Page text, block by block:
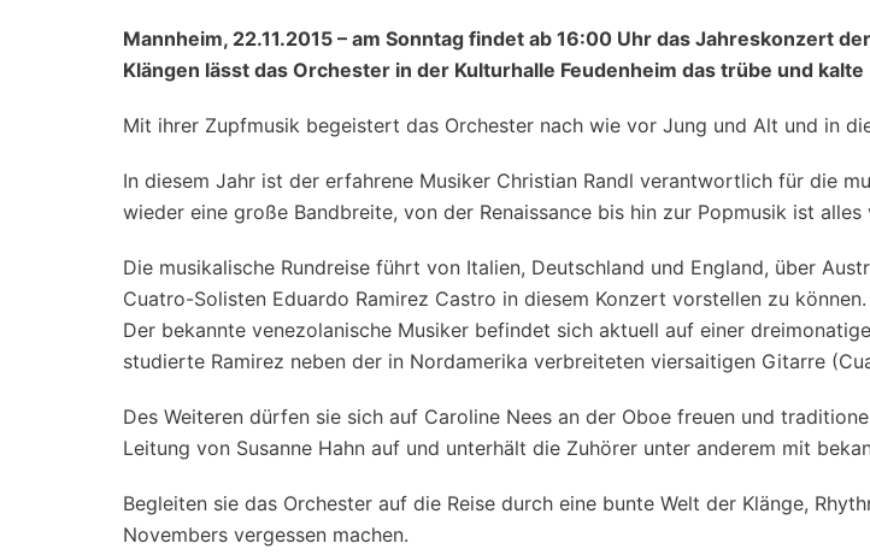
Mannheim, 22.11.2015 – am Sonntag findet ab 16:00 Uhr das Jahreskonzert
Klängen lässt das Orchester in der Kulturhalle Feudenheim das trübe und
Mit ihrer Zupfmusik begeistert das Orchester nach wie vor Jung und Alt und in
In diesem Jahr ist der erfahrene Musiker Christian Randl verantwortlich für die
wieder eine große Bandbreite, von der Renaissance bis hin zur Popmusik ist alles
Die musikalische Rundreise führt von Italien, Deutschland und England, über
Cuatro-Solisten Eduardo Ramirez Castro in diesem Konzert vorstellen zu können.
Der bekannte venezolanische Musiker befindet sich aktuell auf einer
studierte Ramirez neben der in Nordamerika verbreiteten viersaitigen Gitarre
Des Weiteren dürfen sie sich auf Caroline Nees an der Oboe freuen und
Leitung von Susanne Hahn auf und unterhält die Zuhörer unter anderem mit
Begleiten sie das Orchester auf die Reise durch eine bunte Welt der Klänge,
Novembers vergessen machen.